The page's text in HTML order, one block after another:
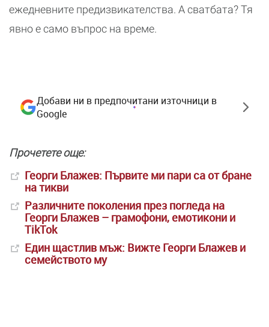
ежедневните предизвикателства. А сватбата? Тя
явно е само въпрос на време.
Добави ни в предпочитани източници в
Google
Прочетете още:
Георги Блажев: Първите ми пари са от бране
на тикви
Различните поколения през погледа на
Георги Блажев – грамофони, емотикони и
TikTok
Един щастлив мъж: Вижте Георги Блажев и
семейството му